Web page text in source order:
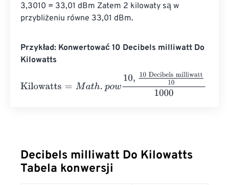
3,3010 = 33,01 dBm Zatem 2 kilowaty są w
przybliżeniu równe 33,01 dBm.
Przykład: Konwertować 10 Decibels milliwatt Do
Kilowatts
10 Decibels milliwatt101000
Decibels milliwatt Do Kilowatts
Tabela konwersji